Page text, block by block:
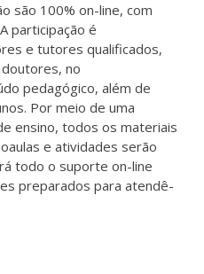
são 100% on-line, com
participação é
e tutores qualificados,
no
pedagógico, além de
Por meio de uma
ensino, todos os materiais
e atividades serão
todo o suporte on-line
preparados para atendê-